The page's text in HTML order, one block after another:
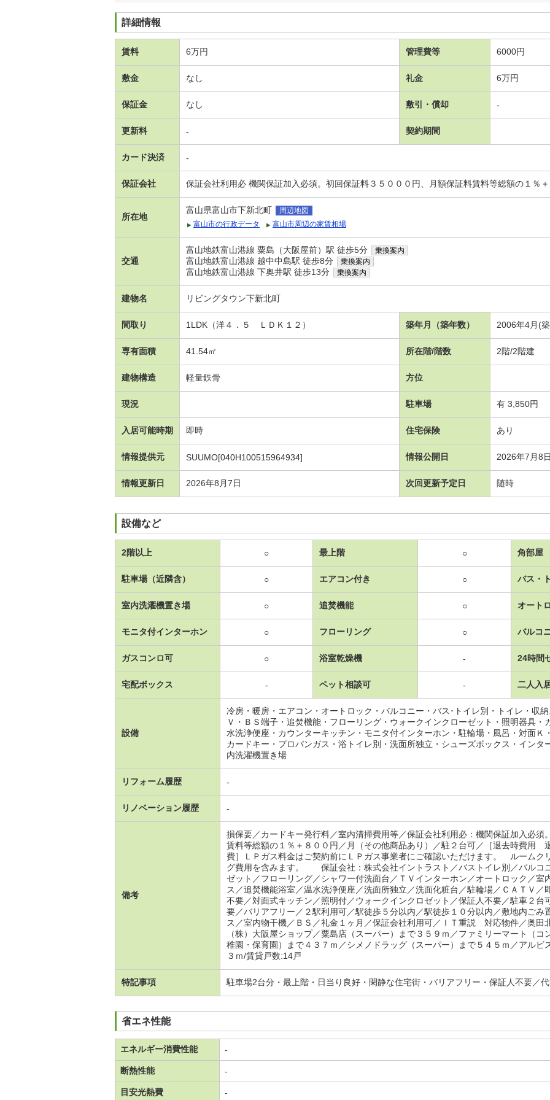
詳細情報
賃料 6万円 管理費等 6000円
敷金 なし 礼金 6万円
保証金 なし 敷引・償却 -
更新料 - 契約期間
カード決済 -
保証会社 保証会社利用必 機関保証加入必須。初回保証料３５０００円、月額保証料賃料等総額の１％
所在地
富山県富山市下新北町
周辺地図
富山市の行政データ
富山市周辺の家賃相場
交通
富山地鉄富山港線 粟島（大阪屋前）駅 徒歩5分 乗換案内
富山地鉄富山港線 越中中島駅 徒歩8分 乗換案内
富山地鉄富山港線 下奥井駅 徒歩13分 乗換案内
建物名 リビングタウン下新北町
間取り 1LDK（洋４．５ ＬＤＫ１２） 築年月（築年数） 2006年4月(
専有面積 41.54㎡ 所在階/階数 2階/2階建
建物構造 軽量鉄骨 方位
現況 駐車場 有 3,850円
入居可能時期 即時 住宅保険 あり
情報提供元 SUUMO[040H100515964934] 情報公開日 2026年7月8日
情報更新日 2026年8月7日 次回更新予定日 随時
設備など
2階以上 ○ 最上階 ○ 角部屋
駐車場（近隣含） ○ エアコン付き ○ バス・
室内洗濯機置き場 ○ 追焚機能 ○ オート
モニタ付インターホン ○ フローリング ○ バルコ
ガスコンロ可 ○ 浴室乾燥機 - 24時間
宅配ボックス - ペット相談可 - 二人入
設備
冷房・暖房・エアコン・オートロック・バルコニー・バス･トイレ別・トイレ・収
Ｖ・ＢＳ端子・追焚機能・フローリング・ウォークインクローゼット・照明器具・
水洗浄便座・カウンターキッチン・モニタ付インターホン・駐輪場・風呂・対面Ｋ
カードキー・プロパンガス・浴トイレ別・洗面所独立・シューズボックス・インタ
内洗濯機置き場
リフォーム履歴 -
リノベーション履歴 -
備考
損保要／カードキー発行料／室内清掃費用等／保証会社利用必：機関保証加入必須
賃料等総額の１％＋８００円／月（その他商品あり）／駐２台可／［退去時費用
費］ＬＰガス料金はご契約前にＬＰガス事業者にご確認いただけます。 ルームク
グ費用を含みます。 保証会社：株式会社イントラスト／バストイレ別／バルコ
ゼット／フローリング／シャワー付洗面台／ＴＶインターホン／オートロック／室
ス／追焚機能浴室／温水洗浄便座／洗面所独立／洗面化粧台／駐輪場／ＣＡＴＶ／
不要／対面式キッチン／照明付／ウォークインクロゼット／保証人不要／駐車２台
要／バリアフリー／２駅利用可／駅徒歩５分以内／駅徒歩１０分以内／敷地内ごみ
ス／室内物干機／ＢＳ／礼金１ヶ月／保証会社利用可／ＩＴ重説 対応物件／奥田
（株）大阪屋ショップ／粟島店（スーパー）まで３５９ｍ／ファミリーマート（
稚園・保育園）まで４３７ｍ／シメノドラッグ（スーパー）まで５４５ｍ／アルビ
３ｍ/賃貸戸数:14戸
特記事項 駐車場2台分・最上階・日当り良好・閑静な住宅街・バリアフリー・保証人不要／
省エネ性能
エネルギー消費性能 -
断熱性能 -
目安光熱費 -